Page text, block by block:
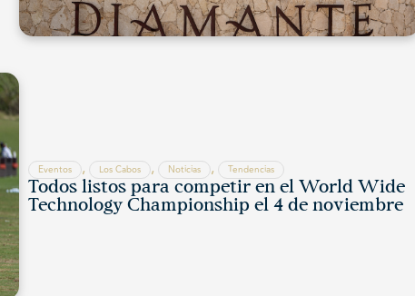
Eventos , Los Cabos , Noticias , Tendencias
Todos listos para competir en el World Wide
Technology Championship el 4 de noviembre